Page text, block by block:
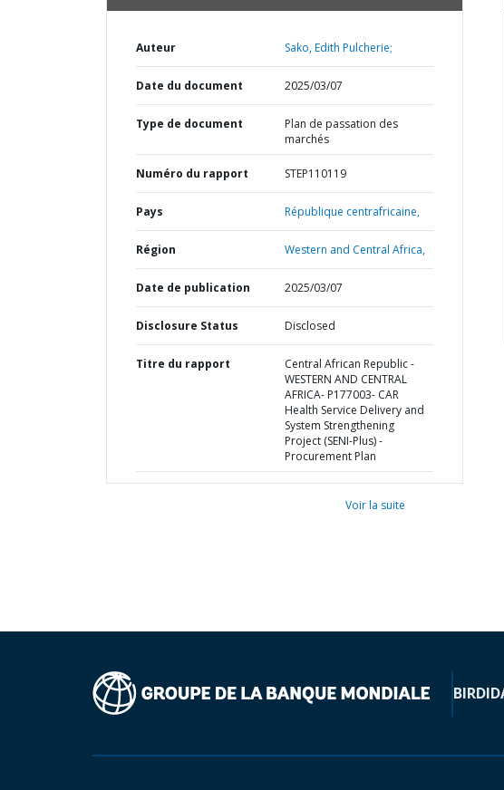
Auteur Sako, Edith Pulcherie;
Date du document 2025/03/07
Type de document
Plan de passation des
marchés
Numéro du rapport STEP110119
Pays République centrafricaine,
Région Western and Central Africa,
Date de publication 2025/03/07
Disclosure Status Disclosed
Titre du rapport
Central African Republic -
WESTERN AND CENTRAL
AFRICA- P177003- CAR
Health Service Delivery and
System Strengthening
Project (SENI-Plus) -
Procurement Plan
Voir la suite
BIRD